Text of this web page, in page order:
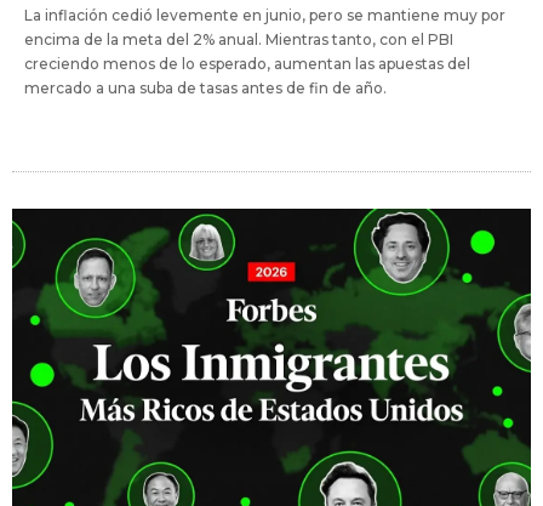
La inflación cedió levemente en junio, pero se mantiene muy por
encima de la meta del 2% anual. Mientras tanto, con el PBI
creciendo menos de lo esperado, aumentan las apuestas del
mercado a una suba de tasas antes de fin de año.